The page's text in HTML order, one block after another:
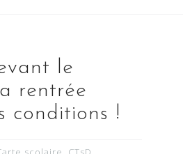
le
rentrée
conditions !